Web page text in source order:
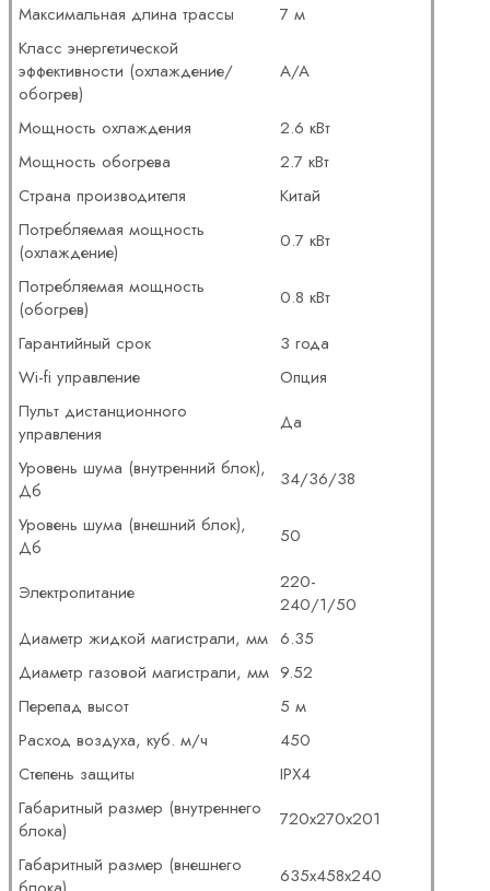
Максимальная длина трассы
7 м
Класс энергетической
эффективности (охлаждение/
обогрев)
A/A
Мощность охлаждения
2.6 кВт
Мощность обогрева
2.7 кВт
Страна производителя
Китай
Потребляемая мощность
(охлаждение)
0.7 кВт
Потребляемая мощность
(обогрев)
0.8 кВт
Гарантийный срок
3 года
Wi-fi управление
Опция
Пульт дистанционного
управления
Да
Уровень шума (внутренний блок),
Дб
34/36/38
Уровень шума (внешний блок),
Дб
50
Электропитание
220-
240/1/50
Диаметр жидкой магистрали, мм 6.35
Диаметр газовой магистрали, мм 9.52
Перепад высот
5 м
Расход воздуха, куб. м/ч
450
Степень защиты
IPX4
Габаритный размер (внутреннего
блока)
720х270х201
Габаритный размер (внешнего
635х458х240